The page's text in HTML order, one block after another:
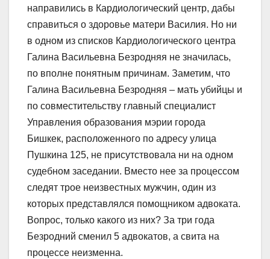
направились в Кардиологический центр, дабы
справиться о здоровье матери Василия. Но ни
в одном из списков Кардиологического центра
Галина Васильевна Безродняя не значилась,
по вполне понятным причинам. Заметим, что
Галина Васильевна Безродняя – мать убийцы и
по совместительству главный специалист
Управления образования мэрии города
Бишкек, расположенного по адресу улица
Пушкина 125, не присутствовала ни на одном
судебном заседании. Вместо нее за процессом
следят трое неизвестных мужчин, один из
которых представлялся помощником адвоката.
Вопрос, только какого из них? За три года
Безродний сменил 5 адвокатов, а свита на
процессе неизменна.